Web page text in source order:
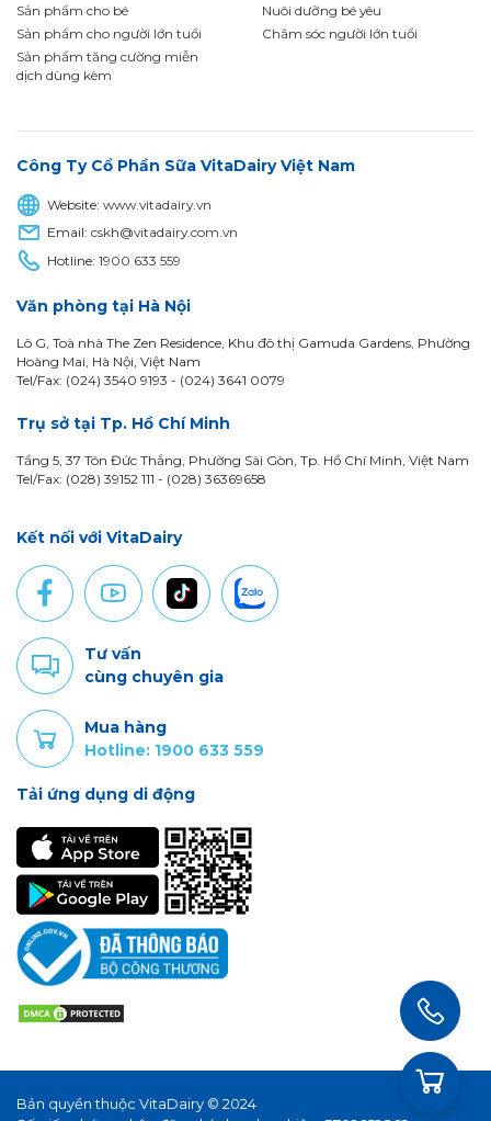
Sản phẩm cho bé
Sản phẩm cho người lớn tuổi
Sản phẩm tăng cường miễn
dịch dùng kèm
Nuôi dưỡng bé yêu
Chăm sóc người lớn tuổi
Công Ty Cổ Phần Sữa VitaDairy Việt Nam
Website:www.vitadairy.vn
Email:cskh@vitadairy.com.vn
Hotline:1900 633 559
Văn phòng tại Hà Nội
Lô G, Toà nhà The Zen Residence, Khu đô thị Gamuda Gardens, Phường
Hoàng Mai, Hà Nội, Việt Nam
Tel/Fax: (024) 3540 9193 - (024) 3641 0079
Trụ sở tại Tp. Hồ Chí Minh
Tầng 5, 37 Tôn Đức Thắng, Phường Sài Gòn, Tp. Hồ Chí Minh, Việt Nam
Tel/Fax: (028) 39152 111 - (028) 36369658
Kết nối với VitaDairy
Tư vấn
cùng chuyên gia
Mua hàng
Hotline: 1900 633 559
Tải ứng dụng di động
Bản quyền thuộc VitaDairy © 2024